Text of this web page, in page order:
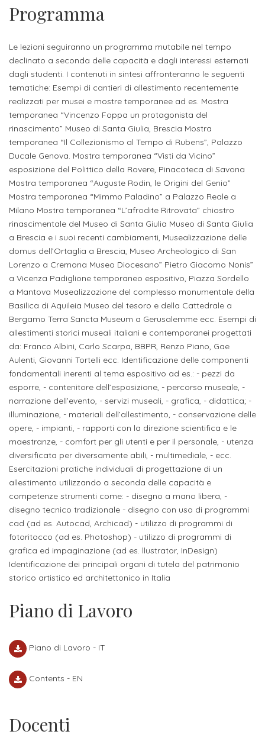
Progetti
Terza
Missione
CAPITALE
ITALIANA
DELLA
CULTURA
2023
BGBS2023
RETE
COLLABORAZIONE
Istituzioni
Amministrazioni
Collaborazioni
Partners
Progettazione
Arti
Applicate
DOTTORATI
DI
Arti
Visive
e
Umanesimo
Tecnologico
ALTRI
FORMAZIONE
Master
Executive
DIDATTICA
Materie
studio
Progetti
studenti
Iscrizione
a
corsi
singoli
iscrizione
iscrizione
Come
corsi
Laboratori
e
sede
Servizio
di
stampa
Biblioteca
Alloggi
Modulistica
Consulta
Studentesca
SERVIZI
AL
LAVORO
Apprendistato
per
gli
studenti
Stage
attivabili
Opportunità
di
lavoro
lavoro
Aziende
convenzionate
OPPORTUNITÀ
FSL
e
attività
per
gli
Istituti
Superiori
INCONTRIAMOCI
IN
ITALIA
Fiere
e
saloni
dell'orientamento
Programma
Le lezioni seguiranno un programma mutabile nel tempo
declinato a seconda delle capacità e dagli interessi esternati
dagli studenti. I contenuti in sintesi affronteranno le seguenti
tematiche: Esempi di cantieri di allestimento recentemente
realizzati per musei e mostre temporanee ad es. Mostra
temporanea “Vincenzo Foppa un protagonista del
rinascimento” Museo di Santa Giulia, Brescia Mostra
temporanea “Il Collezionismo al Tempo di Rubens”, Palazzo
Ducale Genova. Mostra temporanea “Visti da Vicino”
esposizione del Polittico della Rovere, Pinacoteca di Savona
Mostra temporanea “Auguste Rodin, le Origini del Genio”
Mostra temporanea “Mimmo Paladino” a Palazzo Reale a
Milano Mostra temporanea “L’afrodite Ritrovata” chiostro
rinascimentale del Museo di Santa Giulia Museo di Santa Giulia
a Brescia e i suoi recenti cambiamenti, Musealizzazione delle
domus dell’Ortaglia a Brescia, Museo Archeologico di San
Lorenzo a Cremona Museo Diocesano” Pietro Giacomo Nonis”
a Vicenza Padiglione temporaneo espositivo, Piazza Sordello
a Mantova Musealizzazione del complesso monumentale della
Basilica di Aquileia Museo del tesoro e della Cattedrale a
Bergamo Terra Sancta Museum a Gerusalemme ecc. Esempi di
allestimenti storici museali italiani e contemporanei progettati
da: Franco Albini, Carlo Scarpa, BBPR, Renzo Piano, Gae
Aulenti, Giovanni Tortelli ecc. Identificazione delle componenti
fondamentali inerenti al tema espositivo ad es.: - pezzi da
esporre, - contenitore dell’esposizione, - percorso museale, -
narrazione dell’evento, - servizi museali, - grafica, - didattica; -
illuminazione, - materiali dell’allestimento, - conservazione delle
opere, - impianti, - rapporti con la direzione scientifica e le
maestranze, - comfort per gli utenti e per il personale, - utenza
diversificata per diversamente abili, - multimediale, - ecc.
Esercitazioni pratiche individuali di progettazione di un
allestimento utilizzando a seconda delle capacità e
competenze strumenti come: - disegno a mano libera, -
disegno tecnico tradizionale - disegno con uso di programmi
cad (ad es. Autocad, Archicad) - utilizzo di programmi di
fotoritocco (ad es. Photoshop) - utilizzo di programmi di
grafica ed impaginazione (ad es. llustrator, InDesign)
Identificazione dei principali organi di tutela del patrimonio
storico artistico ed architettonico in Italia
Piano di Lavoro
Piano di Lavoro - IT
Contents - EN
Docenti